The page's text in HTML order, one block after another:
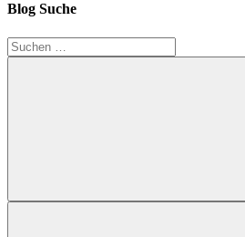
Blog Suche
Suchen
nach:
Suchen